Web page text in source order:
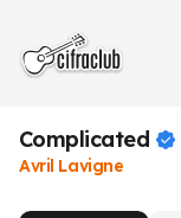
Complicated
Avril Lavigne